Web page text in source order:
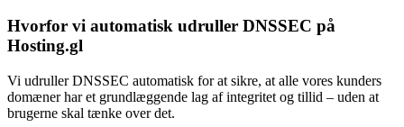
Hvorfor vi automatisk udruller DNSSEC på
Hosting.gl
Vi udruller DNSSEC automatisk for at sikre, at alle vores kunders
domæner har et grundlæggende lag af integritet og tillid – uden at
brugerne skal tænke over det.